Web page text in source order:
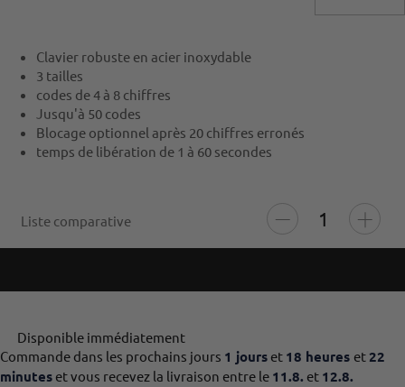
Clavier robuste en acier inoxydable
3 tailles
codes de 4 à 8 chiffres
Jusqu'à 50 codes
Blocage optionnel après 20 chiffres erronés
temps de libération de 1 à 60 secondes
Disponible immédiatement
Commande dans les prochains jours 1 jours et 18 heures et 22
minutes et vous recevez la livraison entre le 11.8. et 12.8.
Liste comparative